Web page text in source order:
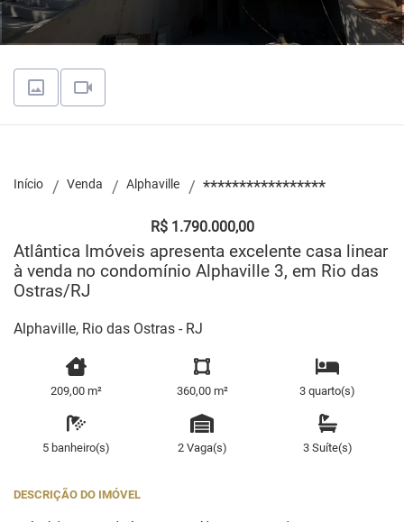
Início Venda Alphaville *****************
R$ 1.790.000,00
Atlântica Imóveis apresenta excelente casa linear
à venda no condomínio Alphaville 3, em Rio das
Ostras/RJ
Alphaville, Rio das Ostras - RJ
209,00 m² 360,00 m² 3 quarto(s)
5 banheiro(s) 2 Vaga(s) 3 Suíte(s)
DESCRIÇÃO DO IMÓVEL